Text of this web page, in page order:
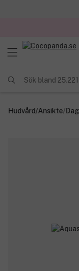
Sök bland
Hudvård/Ansikte/